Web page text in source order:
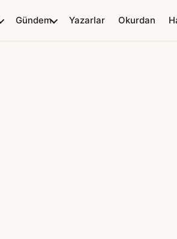
Gündem Yazarlar Okurdan